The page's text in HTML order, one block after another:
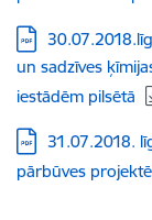
Lejupielādēt:
un sadzīves
iestādēm pilsētā
Lejupielādēt:
31.07.2018.
pārbūves